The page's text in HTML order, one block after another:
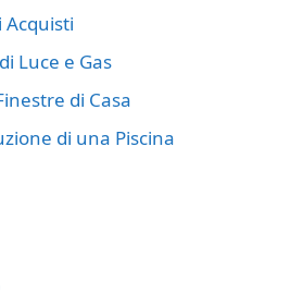
Acquisti
Luce e Gas
di Casa
di una Piscina